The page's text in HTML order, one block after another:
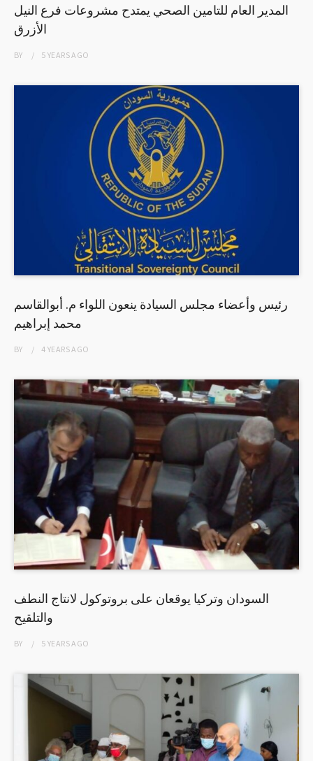
المدير العام للتامين الصحي يمتدح مشروعات فرع النيل
الأزرق
BY 5 YEARSAGO
رئيس وأعضاء مجلس السيادة ينعون اللواء م. أبوالقاسم
محمد إبراهيم
BY 4 YEARSAGO
السودان وتركيا يوقعان على بروتوكول لانتاج النطف
والتلقيح
BY 5 YEARSAGO